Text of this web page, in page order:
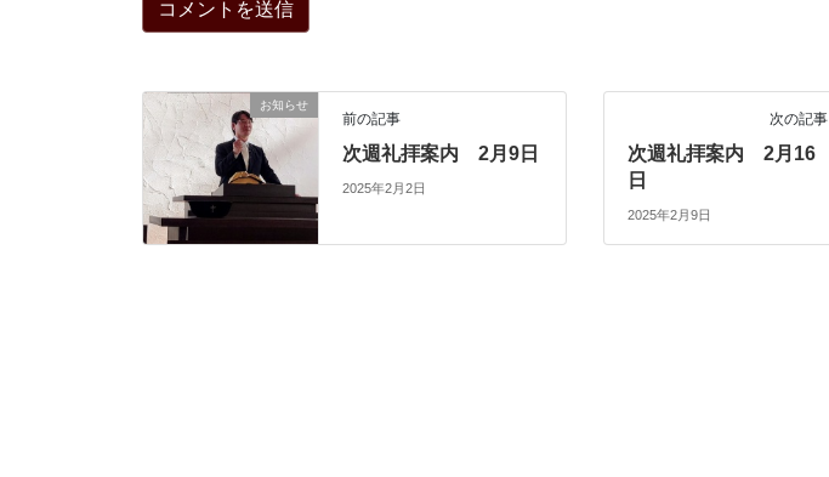
お知らせ
前の記事
次週礼拝案内 2月9日
2025年2月2日
次の記事
次週礼拝案内 2月16
日
2025年2月9日